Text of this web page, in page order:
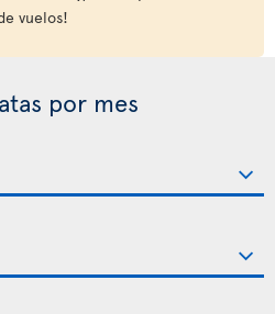
vuelos!
por mes